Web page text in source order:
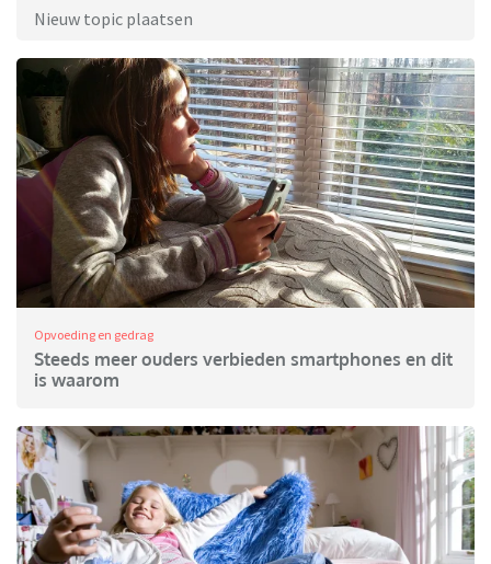
Nieuw topic plaatsen
Opvoeding en gedrag
Steeds meer ouders verbieden smartphones en dit
is waarom